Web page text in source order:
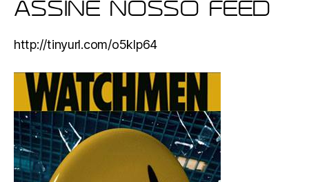
ASSINE NOSSO FEED
http://tinyurl.com/o5klp64